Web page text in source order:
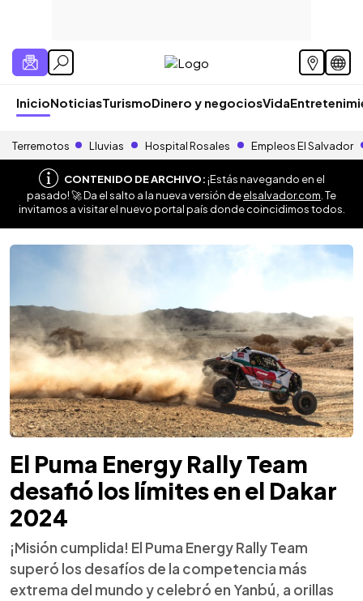
InicioNoticiasTurismoDinero y negociosVida
Terremotos Lluvias Hospital Rosales Empleos El Salvador
CONTENIDO DE ARCHIVO:¡Estás navegando en el
pasado! 🚀 Da el salto a la nueva versión deelsalvador.com . Te
invitamos a visitar el nuevo portal país donde coincidimos todos.
El Puma Energy Rally Team
desafió los límites en el Dakar
2024
¡Misión cumplida! El Puma Energy Rally Team
superó los desafíos de la competencia más
extrema del mundo y celebró en Yanbú, a orillas